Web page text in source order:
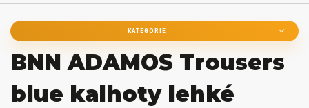
KATEGORIE
BNN ADAMOS Trousers
blue kalhoty lehké